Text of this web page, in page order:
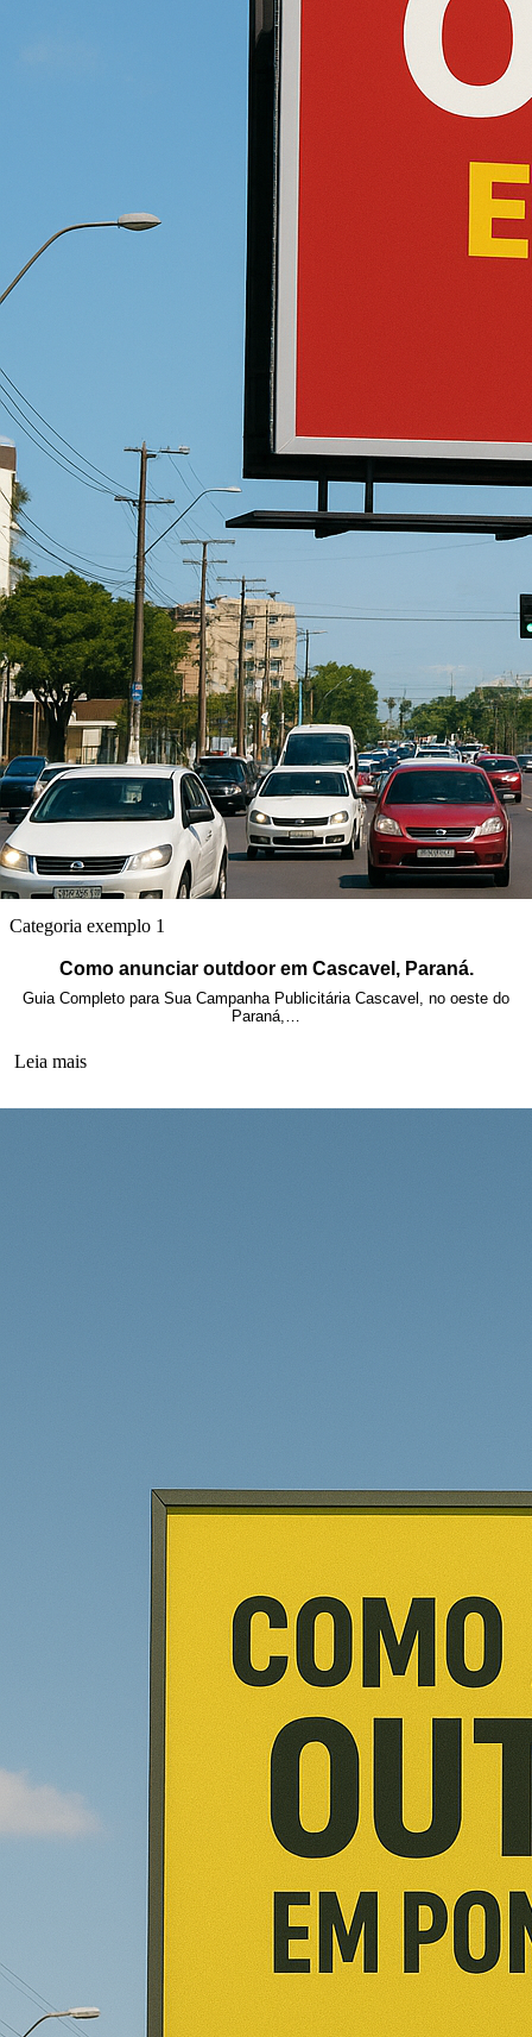
Categoria exemplo 1
Como anunciar outdoor em Cascavel, Paraná.
Guia Completo para Sua Campanha Publicitária Cascavel, no oeste do
Paraná,…
Leia mais